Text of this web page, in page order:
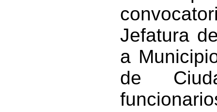
Jefatura
a
de